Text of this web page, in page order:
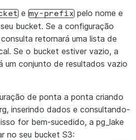
e my-prefix pelo nome e
bucket. Se a configuração
retornará uma lista de
Se o bucket estiver vazio, a
um conjunto de resultados vazio
de ponta a ponta criando
inserindo dados e consultando-
for bem-sucedido, a pg_lake
no seu bucket S3: